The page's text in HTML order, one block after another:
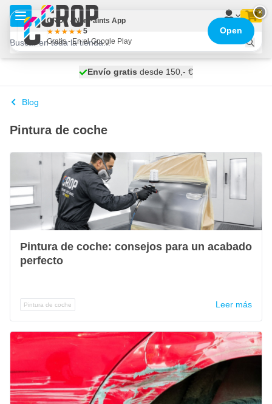
Ir al contenido
se envía hoy
Envío gratis desde 150,- €
100 días
Blog
Pintura de coche
Pintura de coche: consejos para un acabado
perfecto
Pintura de coche Leer más
×
CROP - NonPaints App
5
Gratis - En el Google Play
Open